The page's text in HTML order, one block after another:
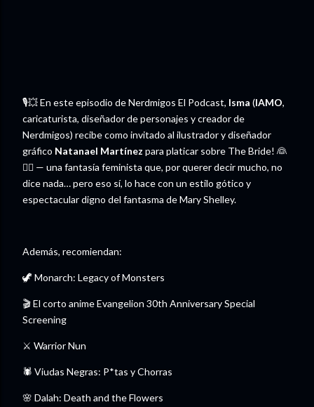
🎙️💥 En este episodio de Nerdmigos El Podcast, Isma (IAMO,
caricaturista, diseñador de personajes y creador de
Nerdmigos) recibe como invitado al ilustrador y diseñador
gráfico Natanael Martínez para platicar sobre The Bride! 👰
🧟‍♀️ — una fantasía feminista que, por querer decir mucho, no
dice nada… pero eso sí, lo hace con un estilo gótico y
espectacular digno del fantasma de Mary Shelley.
Además, recomiendan:
🦖 Monarch: Legacy of Monsters
🎬 El corto anime Evangelion 30th Anniversary Special
Screening
⚔️ Warrior Nun
🕷️ Viudas Negras: P*tas y Chorras
🌸 Dalah: Death and the Flowers